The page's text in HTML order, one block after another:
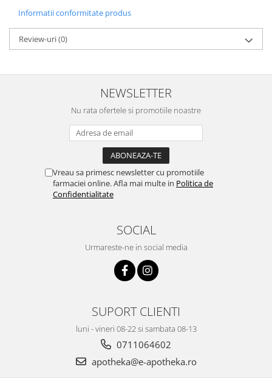
Informatii conformitate produs
Review-uri(0)
NEWSLETTER
Nu rata ofertele si promotiile noastre
Vreau sa primesc newsletter cu promotiile
farmaciei online. Afla mai multe in Politica de
Confidentialitate
SOCIAL
Urmareste-ne in social media
SUPORT CLIENTI
luni - vineri 08-22 si sambata 08-13
0711064602
apotheka@e-apotheka.ro